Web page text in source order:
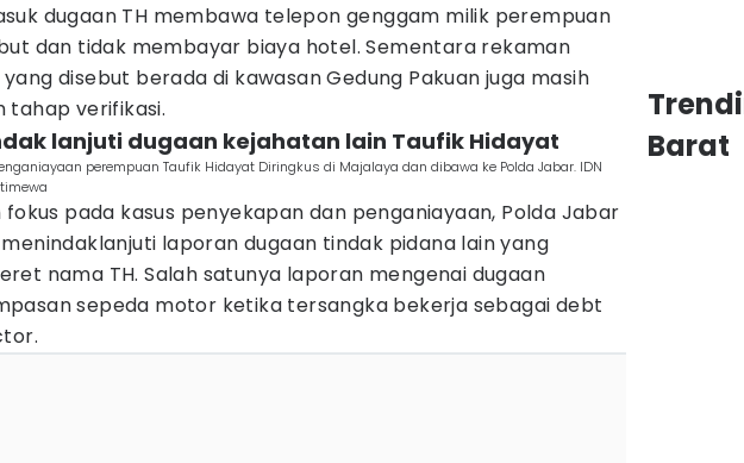
dugaan TH membawa telepon genggam milik perempuan
dan tidak membayar biaya hotel. Sementara rekaman
yang disebut berada di kawasan Gedung Pakuan juga masih
tahap verifikasi.
lanjuti dugaan kejahatan lain Taufik Hidayat
perempuan Taufik Hidayat Diringkus di Majalaya dan dibawa ke Polda Jabar. IDN
fokus pada kasus penyekapan dan penganiayaan, Polda Jabar
laporan dugaan tindak pidana lain yang
nama TH. Salah satunya laporan mengenai dugaan
sepeda motor ketika tersangka bekerja sebagai debt
Barat